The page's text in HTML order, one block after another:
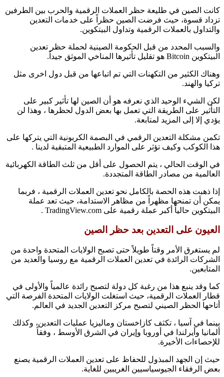
كانت الصين في طليعة حظر العملات الرقمية والحرب بين الطرفين
تزداد قسوة، حيث فرضت الصين حظراً على خدمات التعدين
والتداول بالعملات الرقمية وتداول البيتكوين.
والسبب المحدد من قبل الحكومة الصينية لحملة حظر تعدين
البيتكوين Bitcoin هو تقليل تأثيرها المناخي الموثق جيداً.
وهناك الكثير من التكهنات التي تم اتباعها من قبل دول اخرى مثل
تركيا والهند.
لكن الشيء الوحيد الذي نعرفه هو أن الصين لها تأثير كبير على
التأثير على الطريقة التي تعمل بها بعض الدول لحظرها ، وهذا لن
يؤدي إلا إلى المزيد لمتابعة.
تكمن مشكلة التعدين الرقمي في البصمة الكربونية التي يتركها على
هذا الكوكب وكيف تؤثر على الموارد الطبيعية المتبقية لدينا .
في الوقت الحالي ، يتم الحصول على أقل من ثلث الطاقة الكهربائية
العالمية من مصادر الطاقة المتجددة.
إذا ذهبت هذه الحصة بالكامل نحو تعدين العملات الرقمية ، فربما
يمكن أن تمنحها مظهراً من مظاهر الاستدامة، حيث تعد عملة
البيتكوين حالياً أكبر عملة رقمية على TradingView.com .
العيون على التعدين بعد حظر الصين
لم يستغرق الأمر وقتاً طويلاً حتى تصبح الولايات المتحدة واحدة من
الشركات الرائدة في تعدين العملات الرقمية مع روسيا والعديد من
المتابعين.
كما وقد ينبع هذا من رغبة كل دولة لتصبح رائدة عالمياً والأولى في
قطار العملات الرقمية، حيث استغلت الولايات المتحدة الفرصة التي
أتاحها الحظر الصيني لتصبح مركز التعدين الجديد في العالم.
بينما في آسيا ، تكثف كازاخستان وماليزيا عمليات التعدين، وكذلك
ألمانيا وأيرلندا في أوروبا وإيران في الشرق الأوسط ، وفقاً
للإحصاءات الأخيرة.
حيث إن الجهد المبذول للحفاظ على تعدين العملات الرقمية يصنع
بعض الرفقاء الجيوسياسيين الغريبين للغاية.